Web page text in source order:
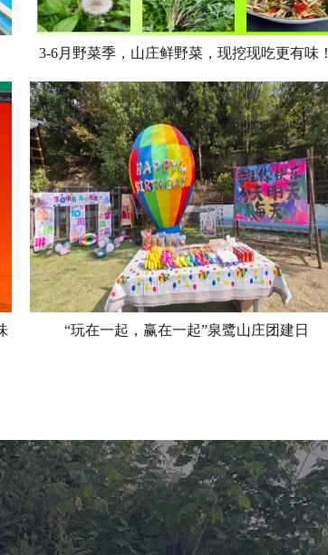
3-6月野菜季，山庄鲜野菜，现挖现吃更有味！
立
即
预
定
“玩在一起，赢在一起”泉鹭山庄团建日